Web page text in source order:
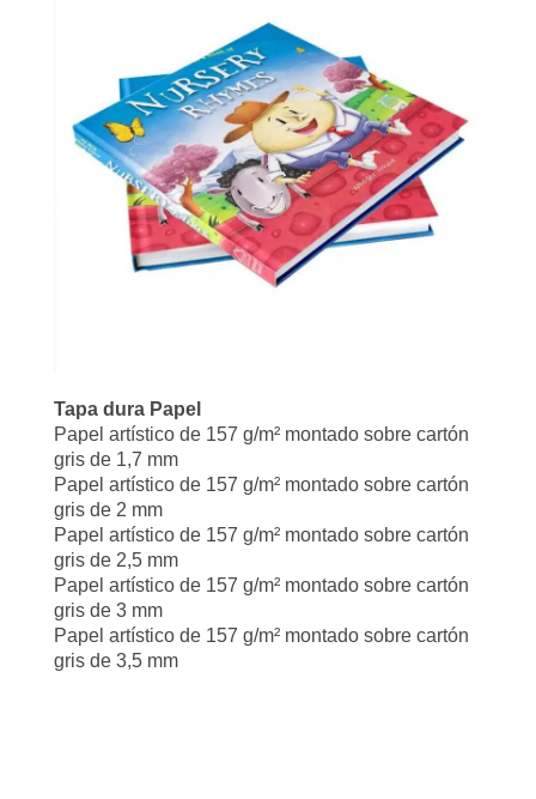
Tapa dura Papel
Papel artístico de 157 g/m² montado sobre cartón
gris de 1,7 mm
Papel artístico de 157 g/m² montado sobre cartón
gris de 2 mm
Papel artístico de 157 g/m² montado sobre cartón
gris de 2,5 mm
Papel artístico de 157 g/m² montado sobre cartón
gris de 3 mm
Papel artístico de 157 g/m² montado sobre cartón
gris de 3,5 mm